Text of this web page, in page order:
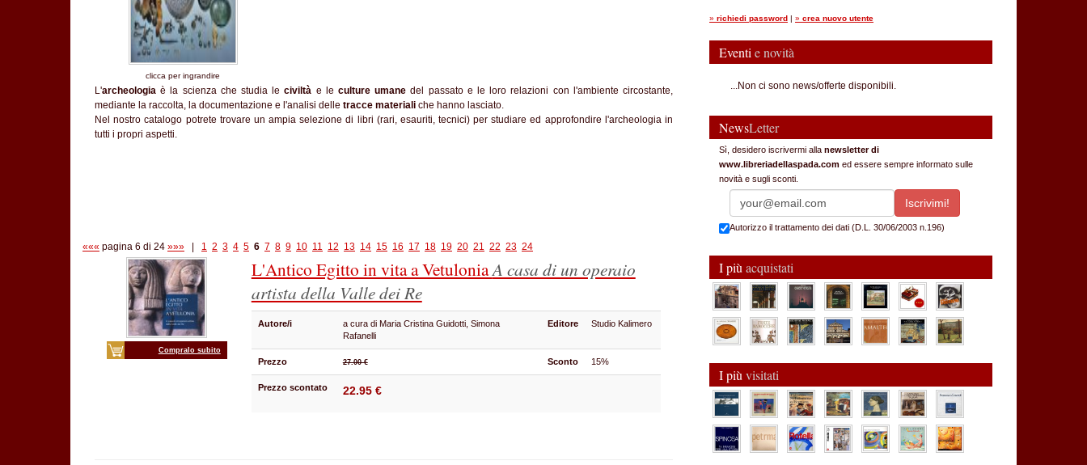
clicca per ingrandire
L'archeologia è la scienza che studia leciviltà e leculture umane del passato e le loro relazioni con l'ambiente circostante,
mediante la raccolta, la documentazione e l'analisi delle tracce materiali che hanno lasciato.
Nel nostro catalogo potrete trovare un ampia selezione di libri (rari, esauriti, tecnici) per studiare ed approfondire l'archeologia in
tutti i propri aspetti.
««« pagina 6 di 24 »»» 1 2 3 4 5 6 7 8 9 10 11 12 13 14 15 16 17 18 19 20 21 22 23 24
Compralo subito
L'Antico Egitto in vita a VetuloniaA casa di un operaio
artista della Valle dei Re
Autore/i
a cura di Maria Cristina Guidotti, Simona
Rafanelli
Editore Studio Kalimero
Prezzo 27.00 € Sconto 15%
Prezzo scontato 22.95 €
» richiedi password | » crea nuovo utente
Eventi e novità
...Non ci sono news/offerte disponibili.
NewsLetter
Sì, desidero iscrivermi alla newsletter di
www.libreriadellaspada.com ed essere sempre informato sulle
novità e sugli sconti.
Autorizzo il trattamento dei dati (D.L. 30/06/2003 n.196)
I più acquistati
I più visitati